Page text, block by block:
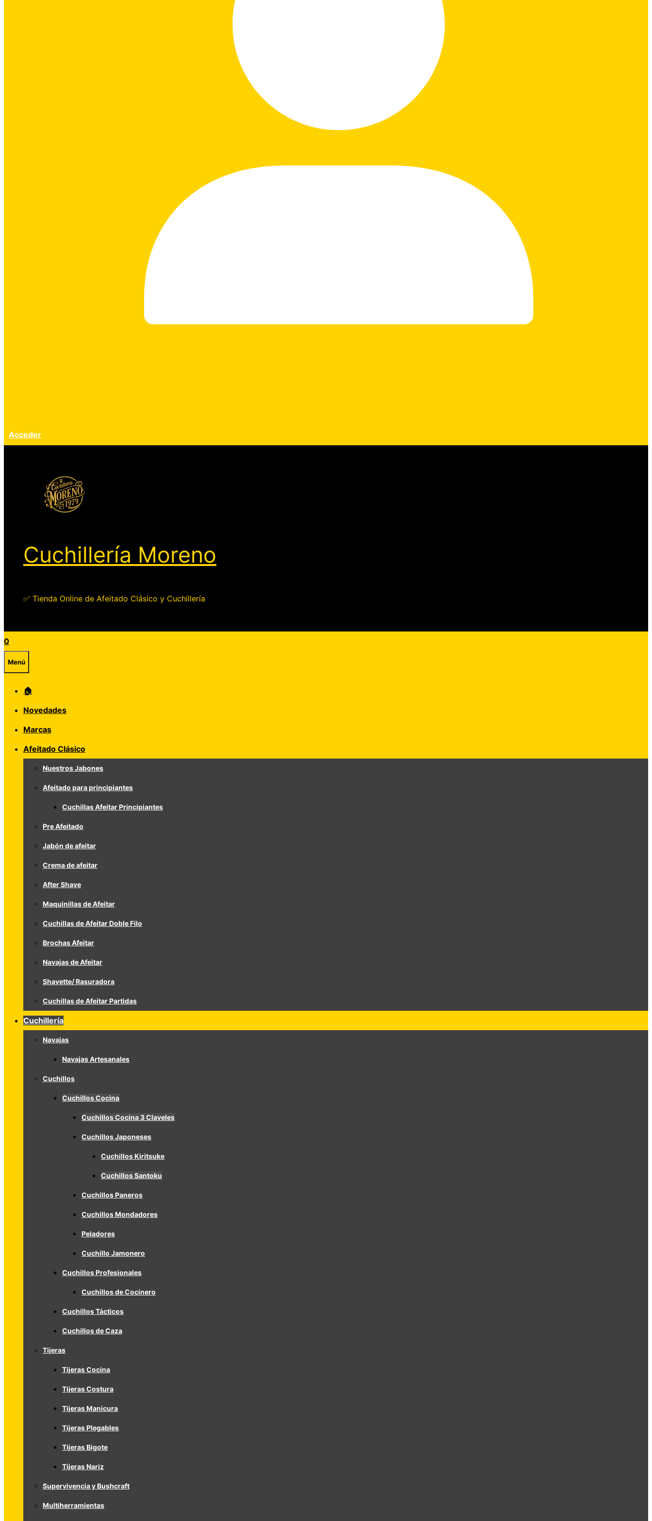
Acceder
Cuchillería Moreno
✅ Tienda Online de Afeitado Clásico y Cuchillería
0
Menú
🏠
Novedades
Marcas
Afeitado Clásico
Nuestros Jabones
Afeitado para principiantes
Cuchillas Afeitar Principiantes
Pre Afeitado
Jabón de afeitar
Crema de afeitar
After Shave
Maquinillas de Afeitar
Cuchillas de Afeitar Doble Filo
Brochas Afeitar
Navajas de Afeitar
Shavette/ Rasuradora
Cuchillas de Afeitar Partidas
Cuchillería
Navajas
Navajas Artesanales
Cuchillos
Cuchillos Cocina
Cuchillos Cocina 3 Claveles
Cuchillos Japoneses
Cuchillos Kiritsuke
Cuchillos Santoku
Cuchillos Paneros
Cuchillos Mondadores
Peladores
Cuchillo Jamonero
Cuchillos Profesionales
Cuchillos de Cocinero
Cuchillos Tácticos
Cuchillos de Caza
Tijeras
Tijeras Cocina
Tijeras Costura
Tijeras Manicura
Tijeras Plegables
Tijeras Bigote
Tijeras Nariz
Supervivencia y Bushcraft
Multiherramientas